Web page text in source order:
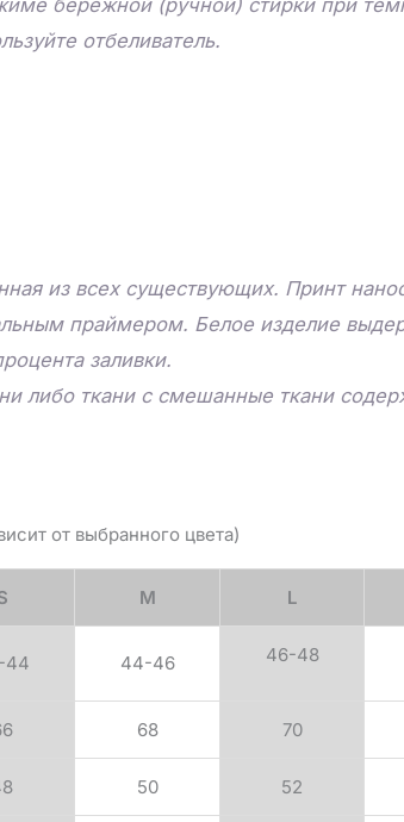
отбеливатель.
из всех существующих. Принт
праймером. Белое изделие
заливки.
либо ткани с смешанные ткани
от выбранного цвета)
M L
44 44-46 46-48
68 70
50 52